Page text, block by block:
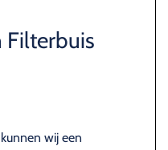
Filterbuis
wij een